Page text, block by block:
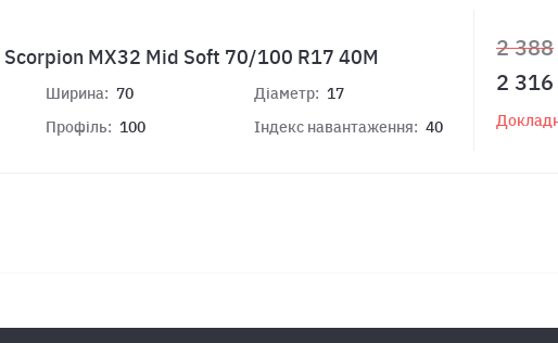
MX32 Mid Soft 70/100 R17 40M
Ширина: 70
Профіль: 100
Діаметр: 17
Індекс навантаження: 40
2 388
2 316